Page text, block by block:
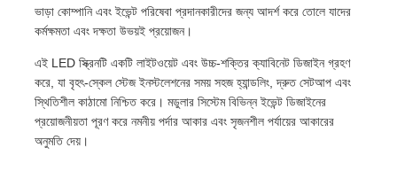
ভাড়া কোম্পানি এবং ইভেন্ট পরিষেবা প্রদানকারীদের জন্য আদর্শ করে তোলে যাদের
কর্মক্ষমতা এবং দক্ষতা উভয়ই প্রয়োজন।
এই LED স্ক্রিনটি একটি লাইটওয়েট এবং উচ্চ-শক্তির ক্যাবিনেট ডিজাইন গ্রহণ
করে, যা বৃহৎ-স্কেল স্টেজ ইনস্টলেশনের সময় সহজ হ্যান্ডলিং, দ্রুত সেটআপ এবং
স্থিতিশীল কাঠামো নিশ্চিত করে। মডুলার সিস্টেম বিভিন্ন ইভেন্ট ডিজাইনের
প্রয়োজনীয়তা পূরণ করে নমনীয় পর্দার আকার এবং সৃজনশীল পর্যায়ের আকারের
অনুমতি দেয়।